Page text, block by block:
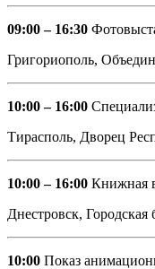
09:00 – 16:30
Григориополь,
10:00 – 16:00
Тирасполь, Дворец
10:00 – 16:00 Книжная
Днестровск, Городская
10:00 Показ